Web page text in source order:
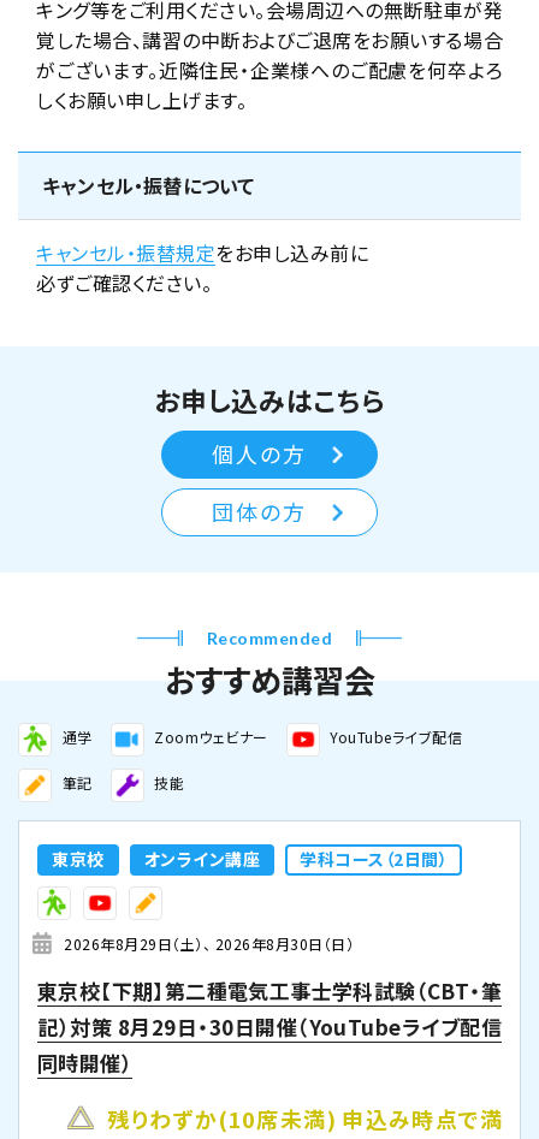
キング等をご利用ください。会場周辺への無断駐車が発
覚した場合、講習の中断およびご退席をお願いする場合
がございます。近隣住民・企業様へのご配慮を何卒よろ
しくお願い申し上げます。
キャンセル・振替について
キャンセル・振替規定をお申し込み前に
必ずご確認ください。
お申し込みはこちら
個人の方
団体の方
Recommended
おすすめ講習会
通学 Zoomウェビナー YouTubeライブ配信
筆記 技能
東京校 オンライン講座 学科コース（2日間）
2026年8月29日（土） 2026年8月30日（日）
東京校【下期】第二種電気工事士学科試験（CBT・筆
記）対策 8月29日・30日開催（YouTubeライブ配信
同時開催）
残りわずか(10席未満) 申込み時点で満